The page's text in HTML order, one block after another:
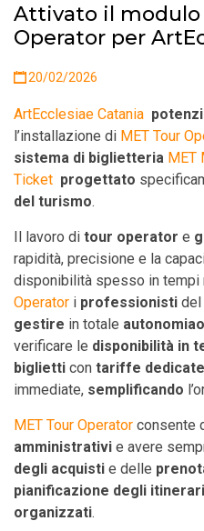
Attivato il modulo
Operator per
20/02/2026
ArtEcclesiae Catania
l’installazione di MET Tour
sistema di biglietteria MET
Ticket progettato
del turismo.
Il lavoro di tour operator e
rapidità, precisione e la
disponibilità spesso in tempi
Operator i professionisti del
gestire in totale autonomia
verificare le disponibilità in
biglietti con tariffe dedicate
immediate, semplificando
MET Tour Operator consente
amministrativi e avere
degli acquisti e delle
pianificazione degli itinerari
organizzati.